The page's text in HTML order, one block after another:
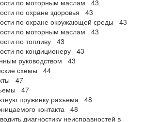
по моторным маслам 43
по охране здоровья 43
по охране окружающей среды 43
по моторным маслам 43
по топливу 43
по кондиционеру 43
руководством 43
схемы 44
47
47
пружинку разъема 48
контакта 48
диагностику неисправностей в